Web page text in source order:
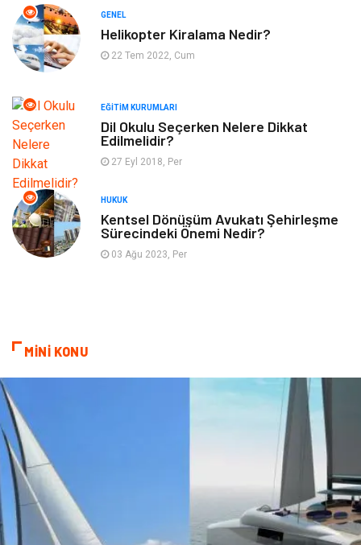
Bahçe Ev Maden ve Metal
Finans & Ekonomi
Plastik
Tekstil
Hizmet
İnternet Ambalaj
Kültür
Kiralama Servisleri
Basın Yayın
Dernekler ve Birlikler Periyodik Kontrol
Moda İthalat İhracat
GENEL
Helikopter Kiralama Nedir?
22 Tem 2022, Cum
EĞITIM KURUMLARI
Dil Okulu Seçerken Nelere Dikkat
Edilmelidir?
27 Eyl 2018, Per
HUKUK
Kentsel Dönüşüm Avukatı Şehirleşme
Sürecindeki Önemi Nedir?
03 Ağu 2023, Per
MİNİ KONU